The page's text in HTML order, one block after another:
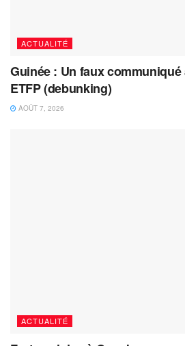
ACTUALITÉ
Guinée : Un faux
ETFP (debunking)
AOÛT 7, 2026
ACTUALITÉ